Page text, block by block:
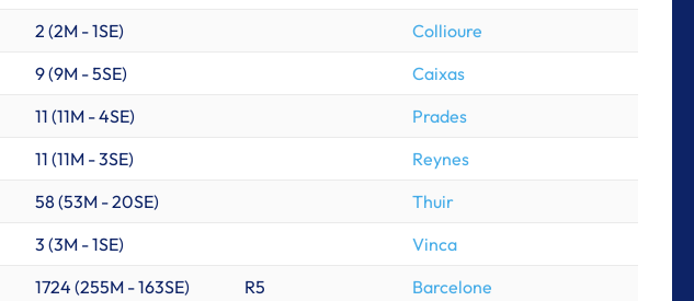
2 (2M -1SE)
Collioure
9 (9M -5SE)
Caixas
11 (11M -4SE)
Prades
11 (11M -3SE)
Reynes
58 (53M -20SE)
Thuir
3 (3M -1SE)
Vinca
1724 (255M -163SE) R5
Barcelone